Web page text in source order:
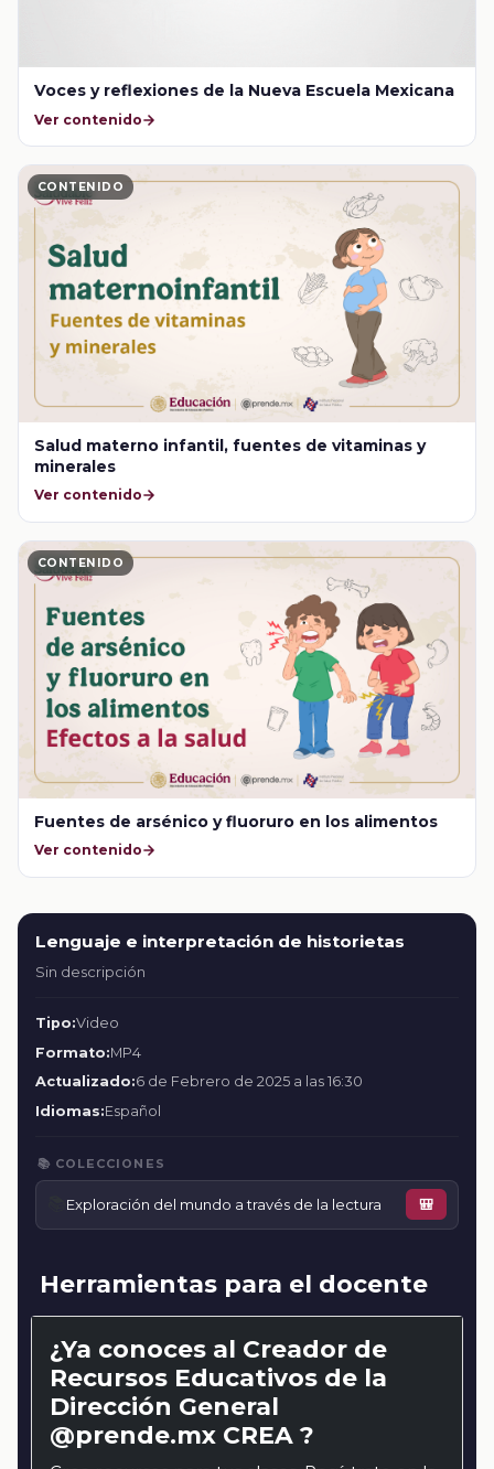
Voces y reflexiones de la Nueva Escuela Mexicana
Ver contenido
CONTENIDO
Salud materno infantil, fuentes de vitaminas y
minerales
Ver contenido
CONTENIDO
Fuentes de arsénico y fluoruro en los alimentos
Ver contenido
Lenguaje e interpretación de historietas
Sin descripción
Tipo:Video
Formato:MP4
Actualizado:6 de Febrero de 2025 a las 16:30
Idiomas:Español
📚 COLECCIONES
Exploración del mundo a través de la lectura 🎒
Herramientas para el docente
¿Ya conoces al Creador de
Recursos Educativos de la
Dirección General
@prende.mx CREA ?